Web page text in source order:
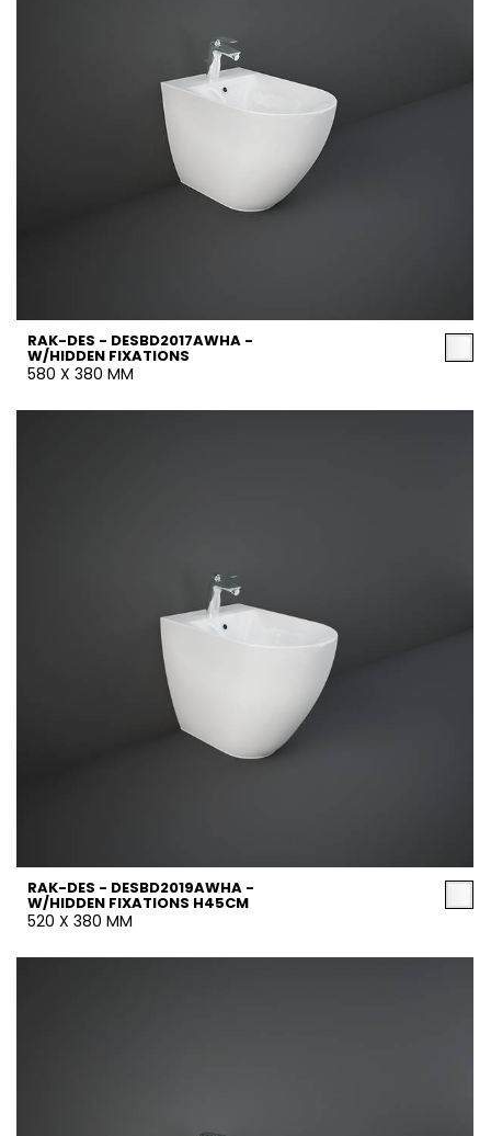
RAK-DES - DESBD2017AWHA -
W/HIDDEN FIXATIONS
580 X 380 MM
RAK-DES - DESBD2019AWHA -
W/HIDDEN FIXATIONS H45CM
520 X 380 MM